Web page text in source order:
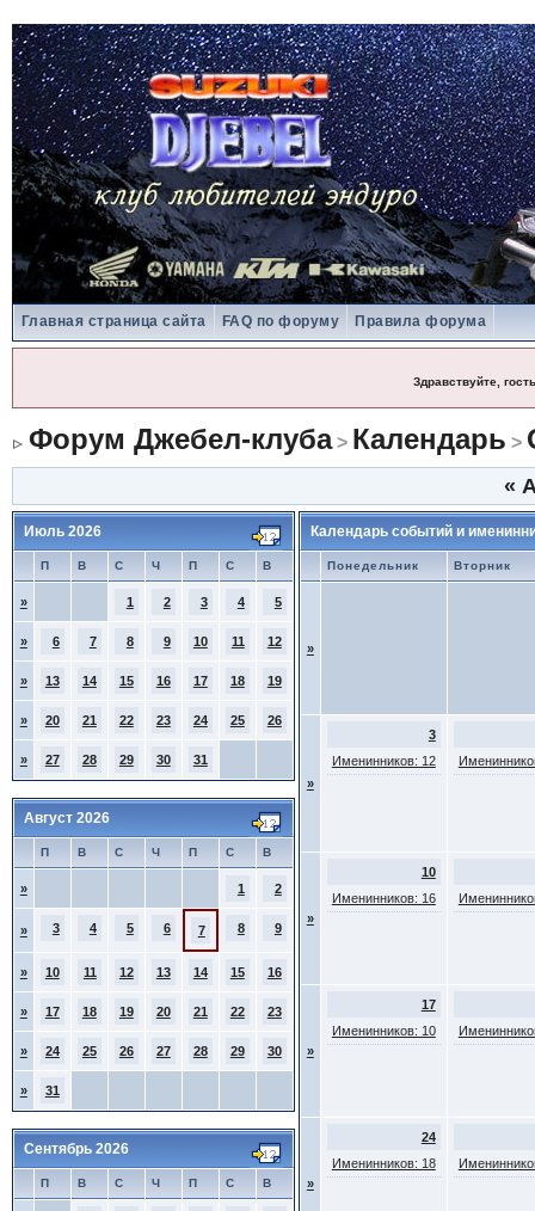
Главная страница сайта FAQ по форуму Правила форума
Здравствуйте, гость
Форум Джебел-клуба> Календарь >
«
Июль 2026
П В С Ч П С В
» 1 2 3 4 5
» 6 7 8 9 10 11 12
» 13 14 15 16 17 18 19
» 20 21 22 23 24 25 26
» 27 28 29 30 31
Август 2026
П В С Ч П С В
» 1 2
» 3 4 5 6 7 8 9
» 10 11 12 13 14 15 16
» 17 18 19 20 21 22 23
» 24 25 26 27 28 29 30
» 31
Сентябрь 2026
П В С Ч П С В
Календарь событий и
Понедельник Вторник
»
»
3
Именинников: 12
»
10
Именинников: 16
»
17
Именинников: 10
»
24
Именинников: 18